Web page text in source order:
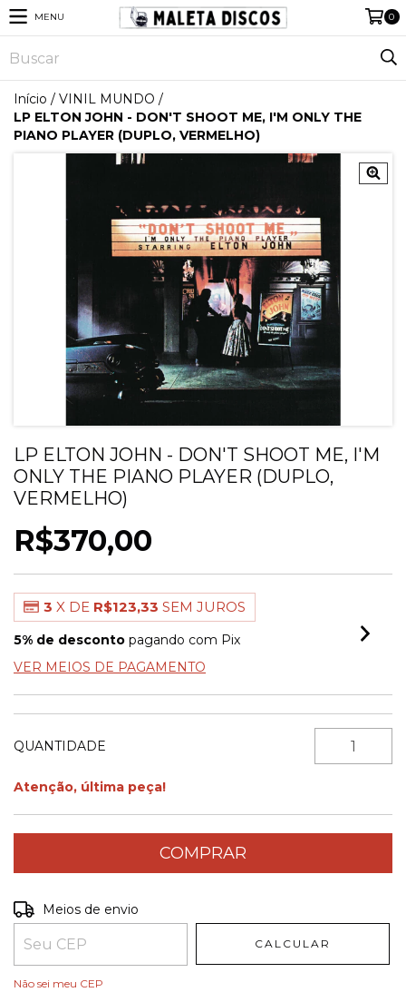
MENU 0
Início / VINIL MUNDO /
LP ELTON JOHN - DON'T SHOOT ME, I'M ONLY THE
PIANO PLAYER (DUPLO, VERMELHO)
LP ELTON JOHN - DON'T SHOOT ME, I'M
ONLY THE PIANO PLAYER (DUPLO,
VERMELHO)
R$370,00
3 X DE R$123,33 SEM JUROS
5% de desconto pagando com Pix
VER MEIOS DE PAGAMENTO
QUANTIDADE
Atenção, última peça!
Entregas para o CEP:
Meios de envio
CALCULAR
Não sei meu CEP